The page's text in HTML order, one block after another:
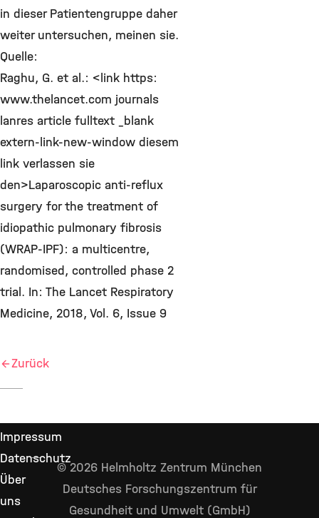
in dieser Patientengruppe daher
weiter untersuchen, meinen sie.
Quelle:
Raghu, G. et al.: <link https:
www.thelancet.com journals
lanres article fulltext _blank
extern-link-new-window diesem
link verlassen sie
den>Laparoscopic anti-reflux
surgery for the treatment of
idiopathic pulmonary fibrosis
(WRAP-IPF): a multicentre,
randomised, controlled phase 2
trial. In: The Lancet Respiratory
Medicine, 2018, Vol. 6, Issue 9
Zurück
Impressum
Datenschutz
Über
uns
© 2026 Helmholtz Zentrum München
Deutsches Forschungszentrum für
Gesundheit und Umwelt (GmbH)